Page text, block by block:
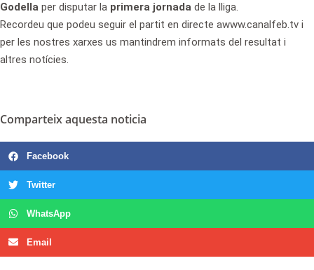
Godella per disputar la primera jornada de la lliga.
Recordeu que podeu seguir el partit en directe awww.canalfeb.tv i
per les nostres xarxes us mantindrem informats del resultat i
altres notícies.
Comparteix aquesta noticia
Facebook
Twitter
WhatsApp
Email